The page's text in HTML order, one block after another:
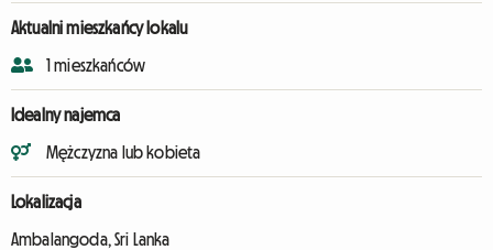
Aktualni mieszkańcy lokalu
1 mieszkańców
Idealny najemca
Mężczyzna lub kobieta
Lokalizacja
Ambalangoda, Sri Lanka